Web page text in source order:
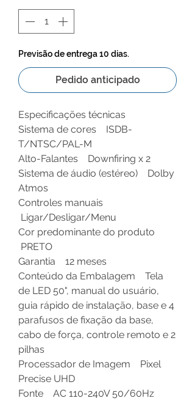
Previsão de entrega 10 dias.
Pedido anticipado
Especificações técnicas
Sistema de cores ISDB-
T/NTSC/PAL-M
Alto-Falantes Downfiring x 2
Sistema de áudio (estéreo) Dolby
Atmos
Controles manuais
Ligar/Desligar/Menu
Cor predominante do produto
PRETO
Garantia 12 meses
Conteúdo da Embalagem Tela
de LED 50", manual do usuário,
guia rápido de instalação, base e 4
parafusos de fixação da base,
cabo de força, controle remoto e 2
pilhas
Processador de Imagem Pixel
Precise UHD
Fonte AC 110-240V 50/60Hz